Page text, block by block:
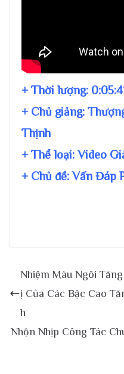
+ Thời lượng:
+ Chủ giảng:
Thịnh
+ Thể loại: Video
+ Chủ đề:Vấn Đáp
Nhiệm Màu Ngôi
ị Của Các Bậc Cao
h
Nhộn Nhịp Công Tác